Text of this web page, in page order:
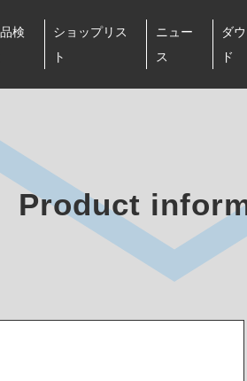
検
ショップリス
ト
ニュー
ス
ダ
ド
Product